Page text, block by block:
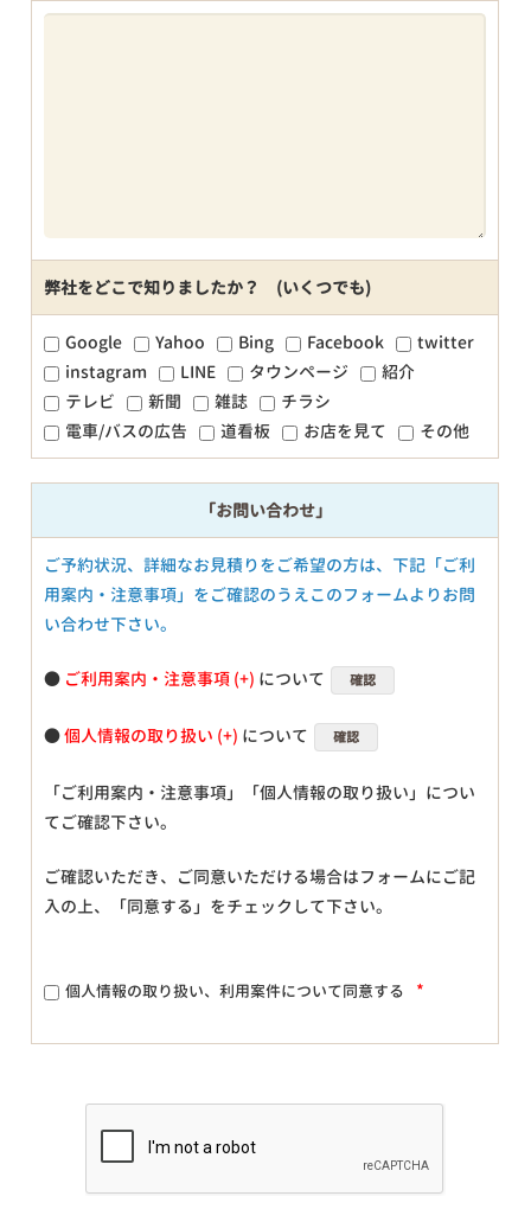
弊社をどこで知りましたか？ (いくつでも)
Google Yahoo Bing Facebook
twitter
instagram
LINE タウンページ
紹介
テレビ
新聞 雑誌
チラシ
電車/バスの広告
道看板 お店を見て その他
「お問い合わせ」
ご予約状況、詳細なお見積りをご希望の方は、下記「ご利
用案内・注意事項」をご確認のうえこのフォームよりお問
い合わせ下さい。
● ご利用案内・注意事項 について 確認
●個人情報の取り扱い について 確認
「ご利用案内・注意事項」「個人情報の取り扱い」につい
てご確認下さい。
ご確認いただき、ご同意いただける場合はフォームにご記
入の上、「同意する」をチェックして下さい。
個人情報の取り扱い、利用案件について同意する *